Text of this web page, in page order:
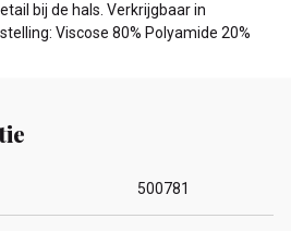
bij de hals. Verkrijgbaar in
Viscose 80% Polyamide 20%
500781